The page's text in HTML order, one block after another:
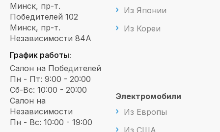
Минск, пр-т.
Победителей 102
Минск, пр-т.
Независимости 84А
График работы:
Салон на Победителей
Пн - Пт: 9:00 - 20:00
Сб-Вс: 10:00 - 20:00
Салон на
Независимости
Пн - Вс: 10:00 - 19:00
Из Японии
Из Кореи
Электромобили
Из Европы
Из США